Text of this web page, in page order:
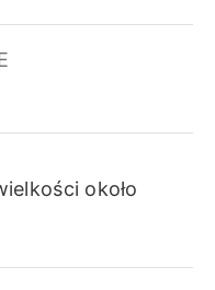
około